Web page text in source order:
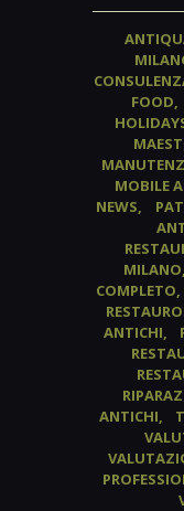
FOOD
MOBILE
NEWS
MILANO
COMPLETO
ANTICHI
ANTICHI